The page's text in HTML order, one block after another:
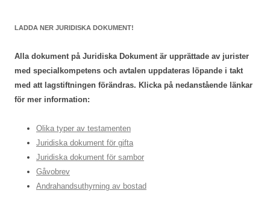
LADDA NER JURIDISKA DOKUMENT!
Alla dokument på Juridiska Dokument är upprättade av jurister
med specialkompetens och avtalen uppdateras löpande i takt
med att lagstiftningen förändras. Klicka på nedanstående länkar
för mer information:
Olika typer av testamenten
Juridiska dokument för gifta
Juridiska dokument för sambor
Gåvobrev
Andrahandsuthyrning av bostad